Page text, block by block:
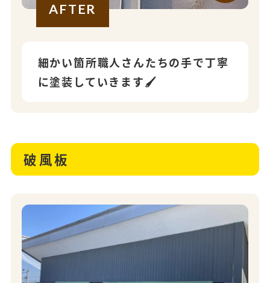
AFTER
細かい箇所職人さんたちの手で丁寧
に塗装していきます🖌
破風板